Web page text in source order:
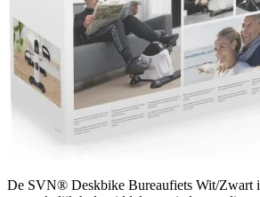
De SVN® Deskbike Bureaufiets Wit/Zwart